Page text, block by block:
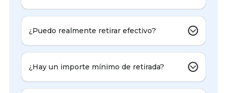
¿Puedo realmente retirar efectivo?
¿Hay un importe mínimo de retirada?